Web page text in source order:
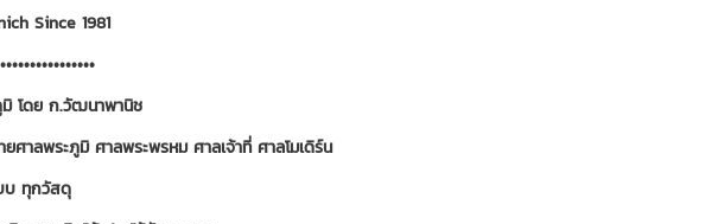
Since 1981
โดย ก.วัฒนาพานิช
ศาลพระภูมิ ศาลพระพรหม ศาลเจ้าที่ ศาลโมเดิร์น
ทุกวัสดุ